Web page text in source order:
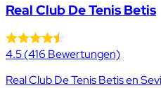
Real Club De Tenis Betis
4.5(416 Bewertungen)
Real Club De Tenis Betis en